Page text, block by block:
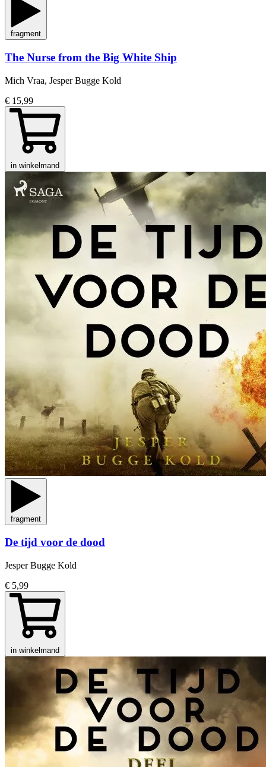
fragment
The Nurse from the Big White Ship
Mich Vraa, Jesper Bugge Kold
€ 15,99
in winkelmand
fragment
De tijd voor de dood
Jesper Bugge Kold
€ 5,99
in winkelmand